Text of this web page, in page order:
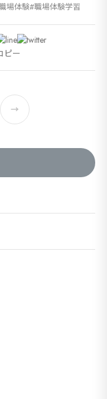
場体験 職場体験学習
ピー
→